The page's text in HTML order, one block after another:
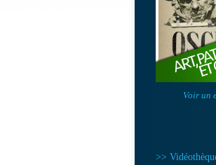
Voir un
>>